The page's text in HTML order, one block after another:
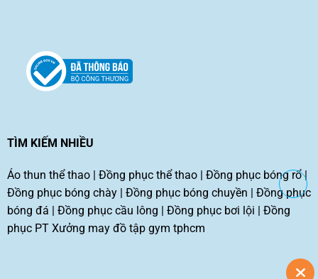
TÌM KIẾM NHIỀU
Áo thun thể thao| Đồng phục thể thao| Đồng phục bóng rổ|
Đồng phục bóng chày| Đồng phục bóng chuyền
Đồng phục
bóng đá
Đồng phục cầu lông Đồng phục bơi lội
Đồng
phục PT Xưởng may đồ tập gym tphcm